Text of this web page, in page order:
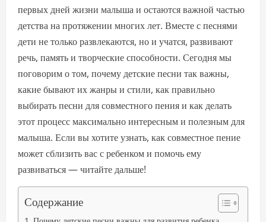
первых дней жизни малыша и остаются важной частью
детства на протяжении многих лет. Вместе с песнями
дети не только развлекаются, но и учатся, развивают
речь, память и творческие способности. Сегодня мы
поговорим о том, почему детские песни так важны,
какие бывают их жанры и стили, как правильно
выбирать песни для совместного пения и как делать
этот процесс максимально интересным и полезным для
малыша. Если вы хотите узнать, как совместное пение
может сблизить вас с ребенком и помочь ему
развиваться — читайте дальше!
Содержание